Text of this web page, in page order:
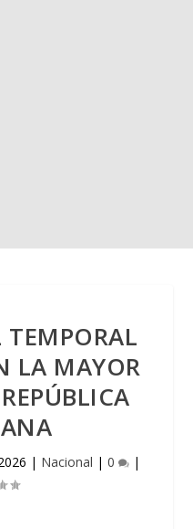
TEMPORAL
LA MAYOR
| Nacional | 0 |